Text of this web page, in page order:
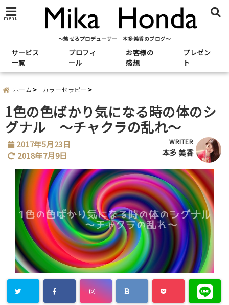
menu
～魅せるプロデューサー 本多美香のブログ～
サービス
一覧
プロフィ
ール
お客様の
感想
プレゼン
ト
ホーム カラーセラピー
1色の色ばかり気になる時の体のシ
グナル ～チャクラの乱れ～
2017年5月23日
2018年7月9日
WRITER
本多 美香